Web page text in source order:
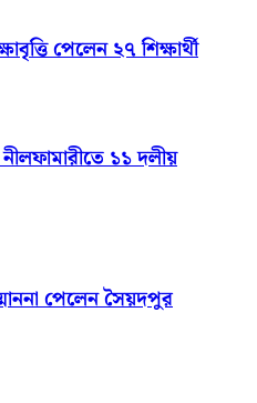
পেলেন ২৭ শিক্ষার্থী
নীলফামারীতে ১১ দলীয়
পেলেন সৈয়দপুর